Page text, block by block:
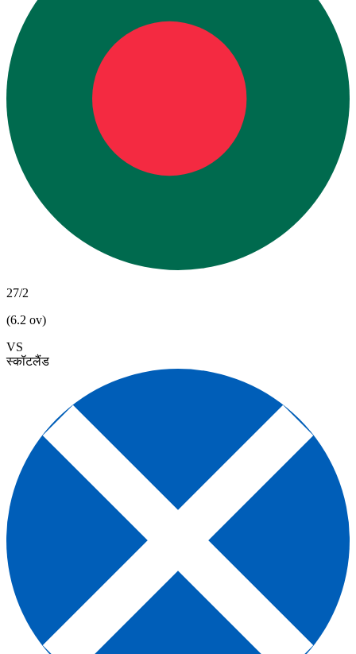
27/2
(6.2 ov)
VS
स्कॉटलैंड